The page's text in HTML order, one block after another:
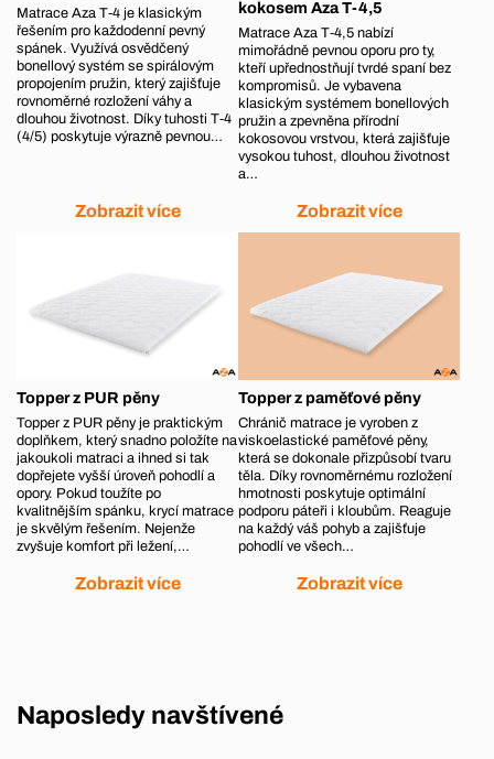
Matrace Aza T‑4 je klasickým
řešením pro každodenní pevný
spánek. Využívá osvědčený
bonellový systém se spirálovým
propojením pružin, který zajišťuje
rovnoměrné rozložení váhy a
dlouhou životnost. Díky tuhosti T‑4
(4/5) poskytuje výrazně pevnou…
Zobrazit více
kokosem Aza T-4,5
Matrace Aza T‑4,5 nabízí
mimořádně pevnou oporu pro ty,
kteří upřednostňují tvrdé spaní bez
kompromisů. Je vybavena
klasickým systémem bonellových
pružin a zpevněna přírodní
kokosovou vrstvou, která zajišťuje
vysokou tuhost, dlouhou životnost
a…
Zobrazit více
Topper z PUR pěny
Topper z PUR pěny je praktickým
doplňkem, který snadno položíte na
jakoukoli matraci a ihned si tak
dopřejete vyšší úroveň pohodlí a
opory. Pokud toužíte po
kvalitnějším spánku, krycí matrace
je skvělým řešením. Nejenže
zvyšuje komfort při ležení,…
Zobrazit více
Topper z paměťové pěny
Chránič matrace je vyroben z
viskoelastické paměťové pěny,
která se dokonale přizpůsobí tvaru
těla. Díky rovnoměrnému rozložení
hmotnosti poskytuje optimální
podporu páteři i kloubům. Reaguje
na každý váš pohyb a zajišťuje
pohodlí ve všech…
Zobrazit více
Naposledy navštívené